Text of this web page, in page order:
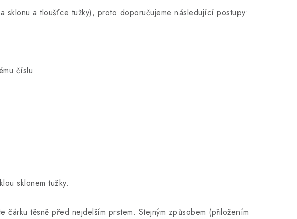
sklonu a tloušťce tužky), proto doporučujeme následující postupy:
číslu.
sklonem tužky.
těsně před nejdelším prstem. Stejným způsobem (přiložením